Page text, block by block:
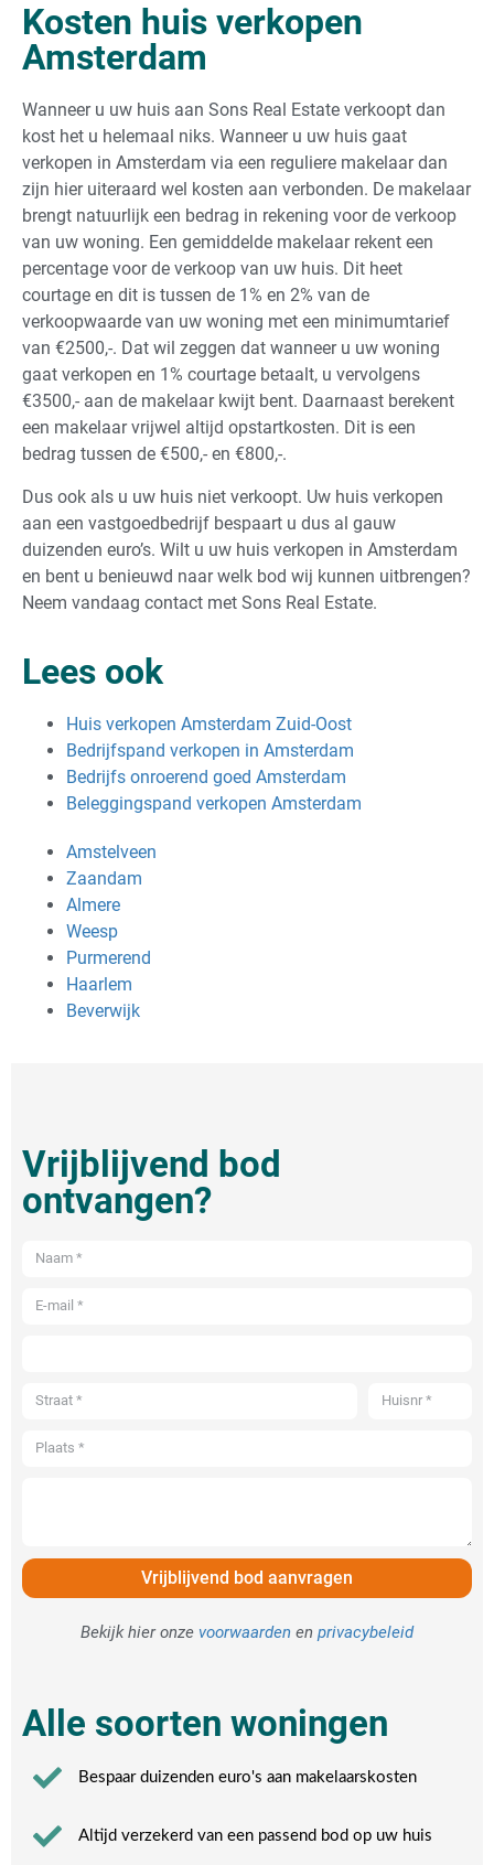
Kosten huis verkopen
Amsterdam
Wanneer u uw huis aan Sons Real Estate verkoopt dan
kost het u helemaal niks. Wanneer u uw huis gaat
verkopen in Amsterdam via een reguliere makelaar dan
zijn hier uiteraard wel kosten aan verbonden. De makelaar
brengt natuurlijk een bedrag in rekening voor de verkoop
van uw woning. Een gemiddelde makelaar rekent een
percentage voor de verkoop van uw huis. Dit heet
courtage en dit is tussen de 1% en 2% van de
verkoopwaarde van uw woning met een minimumtarief
van €2500,-. Dat wil zeggen dat wanneer u uw woning
gaat verkopen en 1% courtage betaalt, u vervolgens
€3500,- aan de makelaar kwijt bent. Daarnaast berekent
een makelaar vrijwel altijd opstartkosten. Dit is een
bedrag tussen de €500,- en €800,-.
Dus ook als u uw huis niet verkoopt. Uw huis verkopen
aan een vastgoedbedrijf bespaart u dus al gauw
duizenden euro’s. Wilt u uw huis verkopen in Amsterdam
en bent u benieuwd naar welk bod wij kunnen uitbrengen?
Neem vandaag contact met Sons Real Estate.
Lees ook
Huis verkopen Amsterdam Zuid-Oost
Bedrijfspand verkopen in Amsterdam
Bedrijfs onroerend goed Amsterdam
Beleggingspand verkopen Amsterdam
Amstelveen
Zaandam
Almere
Weesp
Purmerend
Haarlem
Beverwijk
Vrijblijvend bod
ontvangen?
Vrijblijvend bod aanvragen
Bekijk hier onze voorwaarden en privacybeleid
Alle soorten woningen
Bespaar duizenden euro's aan makelaarskosten
Altijd verzekerd van een passend bod op uw huis